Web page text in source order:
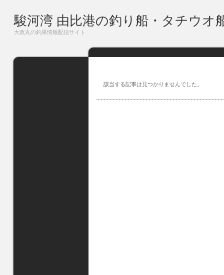
駿河湾 由比港の釣り船・タチウオ
大政丸の釣果情報配信サイト
該当する記事は見つかりませんでした。